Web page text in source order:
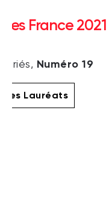
France 2021
Numéro 19
les Lauréats